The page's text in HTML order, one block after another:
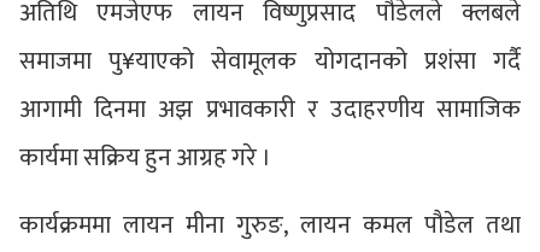
अतिथि एमजेएफ लायन विष्णुप्रसाद पौडेलले क्लबले
समाजमा पु¥याएको सेवामूलक योगदानको प्रशंसा गर्दै
आगामी दिनमा अझ प्रभावकारी र उदाहरणीय सामाजिक
कार्यमा सक्रिय हुन आग्रह गरे ।
कार्यक्रममा लायन मीना गुरुङ, लायन कमल पौडेल तथा